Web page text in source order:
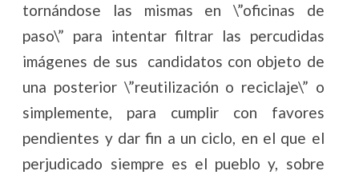
tornándose las mismas en \”oficinas de
paso\” para intentar filtrar las percudidas
imágenes de sus candidatos con objeto de
una posterior \”reutilización o reciclaje\” o
simplemente, para cumplir con favores
pendientes y dar fin a un ciclo, en el que el
perjudicado siempre es el pueblo y, sobre